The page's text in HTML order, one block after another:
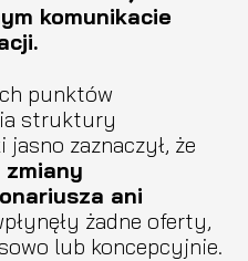
komunikacie
punktów
struktury
zaznaczył, że
zmiany
ani
żadne oferty,
lub koncepcyjnie.